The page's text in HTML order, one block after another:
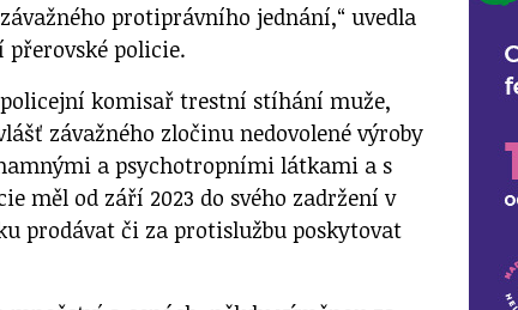
protiprávního jednání,“ uvedla
policie.
komisař trestní stíhání muže,
závažného zločinu nedovolené výroby
a psychotropními látkami a s
měl od září 2023 do svého zadržení v
prodávat či za protislužbu poskytovat